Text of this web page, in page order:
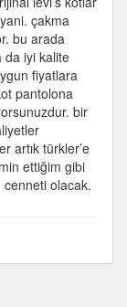
çakma
bu arada
da iyi kalite
fiyatlara
pantolona
bir
artık türkler’e
ettiğim gibi
cenneti olacak.